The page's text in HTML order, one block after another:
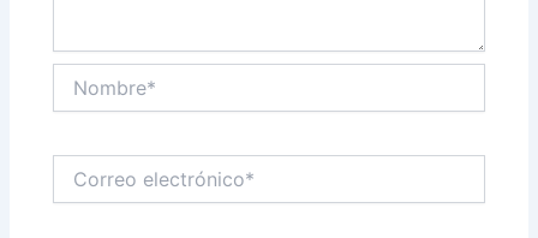
electrónico*